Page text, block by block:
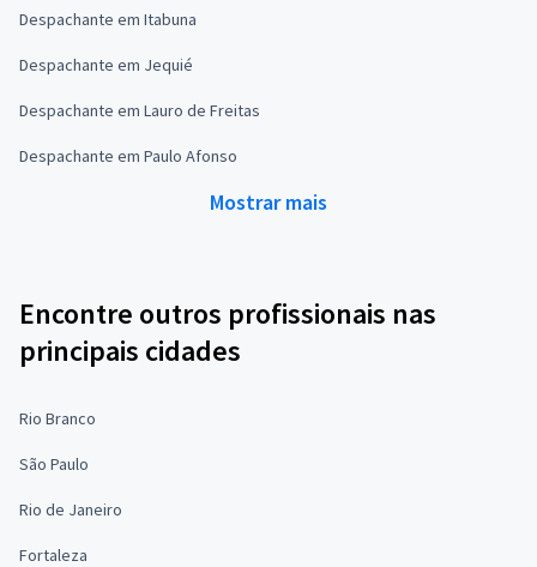
Despachante em Itabuna
Despachante em Jequié
Despachante em Lauro de Freitas
Despachante em Paulo Afonso
Mostrar mais
Encontre outros profissionais nas
principais cidades
Rio Branco
São Paulo
Rio de Janeiro
Fortaleza